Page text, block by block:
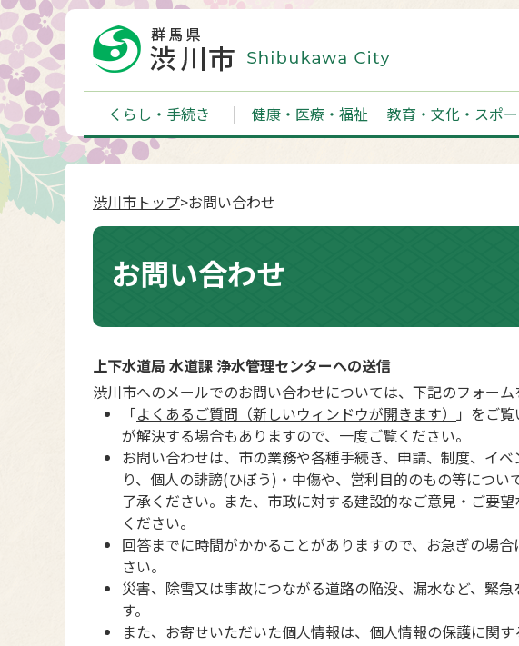
くらし・手続き 健康・医療・福祉 教育・文化・スポ
渋川市トップ>お問い合わせ
お問い合わせ
上下水道局 水道課 浄水管理センターへの送信
渋川市へのメールでのお問い合わせについては、下記のフォーム
「よくあるご質問（新しいウィンドウが開きます）
」をご
が解決する場合もありますので、一度ご覧ください。
お問い合わせは、市の業務や各種手続き、申請、制度、イ
り、個人の誹謗(ひぼう)・中傷や、営利目的のもの等につ
了承ください。また、市政に対する建設的なご意見・ご要
ください。
回答までに時間がかかることがありますので、お急ぎの場
さい。
災害、除雪又は事故につながる道路の陥没、漏水など、緊
す。
また、お寄せいただいた個人情報は、個人情報の保護に関